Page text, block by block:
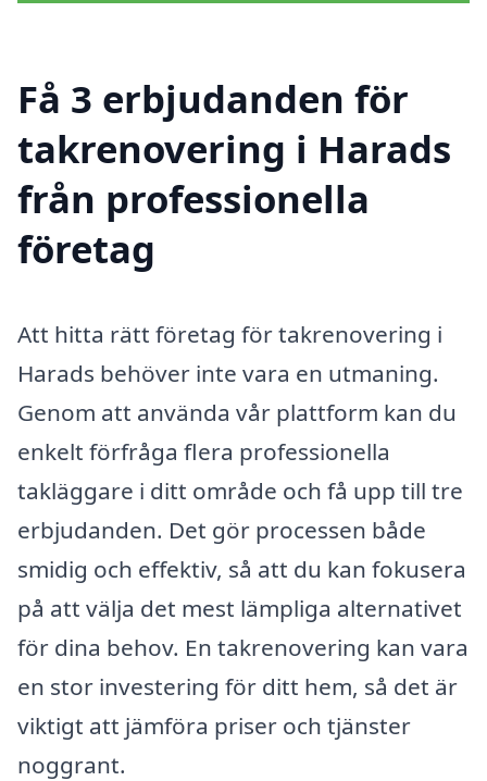
Få 3 erbjudanden för
takrenovering i Harads
från professionella
företag
Att hitta rätt företag för takrenovering i
Harads behöver inte vara en utmaning.
Genom att använda vår plattform kan du
enkelt förfråga flera professionella
takläggare i ditt område och få upp till tre
erbjudanden. Det gör processen både
smidig och effektiv, så att du kan fokusera
på att välja det mest lämpliga alternativet
för dina behov. En takrenovering kan vara
en stor investering för ditt hem, så det är
viktigt att jämföra priser och tjänster
noggrant.